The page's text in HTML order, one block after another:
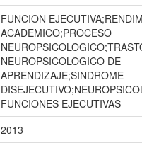
FUNCION
ACADEMICO;PROCESO
NEUROPSICOLOGICO DE
APRENDIZAJE;SINDROME
FUNCIONES EJECUTIVAS
2013